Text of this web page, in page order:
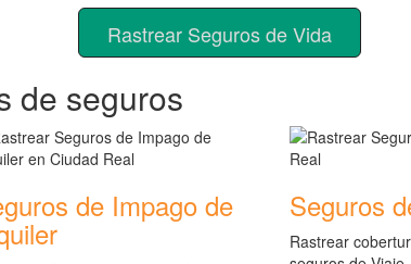
Rastrear Seguros de Vida
de seguros
de Impago de Seguros
Rastrear